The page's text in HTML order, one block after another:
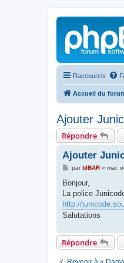
Raccourcis
Accueil du
Ajouter
Répondre
Ajouter
M
s
a
g
e
parbIBAR» mar.
Bonjour,
La police
http://
Salutations
Répondre